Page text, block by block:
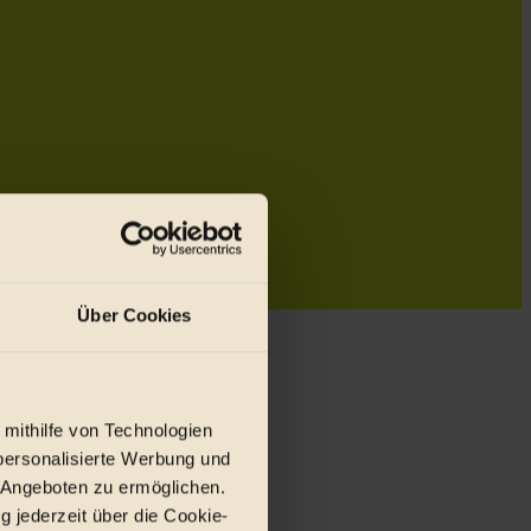
Über Cookies
von Technologien
Werbung und
zu ermöglichen.
jederzeit über die Cookie-